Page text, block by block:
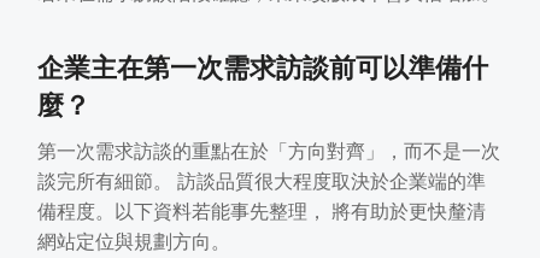
企業主在第一次需求訪談前可以準備什
麼？
第一次需求訪談的重點在於「方向對齊」，而不是一次
談完所有細節。 訪談品質很大程度取決於企業端的準
備程度。以下資料若能事先整理， 將有助於更快釐清
網站定位與規劃方向。